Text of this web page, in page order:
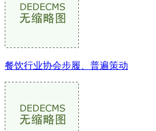
餐饮行业协会步履、普遍策动